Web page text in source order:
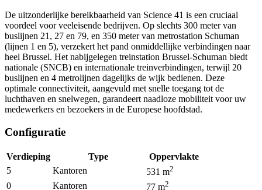
De uitzonderlijke bereikbaarheid van Science 41 is een cruciaal
voordeel voor veeleisende bedrijven. Op slechts 300 meter van
buslijnen 21, 27 en 79, en 350 meter van metrostation Schuman
(lijnen 1 en 5), verzekert het pand onmiddellijke verbindingen naar
heel Brussel. Het nabijgelegen treinstation Brussel-Schuman biedt
nationale (SNCB) en internationale treinverbindingen, terwijl 20
buslijnen en 4 metrolijnen dagelijks de wijk bedienen. Deze
optimale connectiviteit, aangevuld met snelle toegang tot de
luchthaven en snelwegen, garandeert naadloze mobiliteit voor uw
medewerkers en bezoekers in de Europese hoofdstad.
Configuratie
Verdieping Type
Oppervlakte
5
Kantoren 531 m2
0 Kantoren 77 m2